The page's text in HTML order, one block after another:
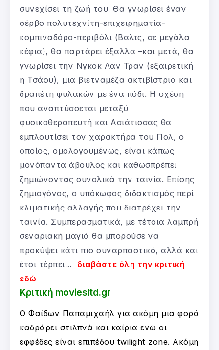
συνεχίσει τη ζωή του. Θα γνωρίσει έναν
σέρβο πολυτεχνίτη-επιχειρηματία-
κομπιναδόρο-περιβόλι (Βαλτς, σε μεγάλα
κέφια), θα παρτάρει έξαλλα –και μετά, θα
γνωρίσει την Νγκοκ Λαν Τραν (εξαιρετική
η Τσάου), μια βιετναμέζα ακτιβίστρια και
δραπέτη φυλακών με ένα πόδι. Η σχέση
που αναπτύσσεται μεταξύ
φυσικοθεραπευτή και Ασιάτισσας θα
εμπλουτίσει τον χαρακτήρα του Πολ, ο
οποίος, ομολογουμένως, είναι κάπως
μονόπαντα άβουλος και καθωσπρέπει
ζημιώνοντας συνολικά την ταινία. Επίσης
ζημιογόνος, ο υπόκωφος διδακτισμός περί
κλιματικής αλλαγής που διατρέχει την
ταινία. Συμπερασματικά, με τέτοια λαμπρή
σεναριακή μαγιά θα μπορούσε να
προκύψει κάτι πιο συναρπαστικό, αλλά και
έτσι τέρπει… διαβάστε όλη την κριτική
εδώ
Κριτική moviesltd.gr
Ο Φαίδων Παπαμιχαήλ για ακόμη μια φορά
καδράρει στιλπνά και καίρια ενώ οι
εφφέδες είναι επιπέδου twilight zone. Ακόμη